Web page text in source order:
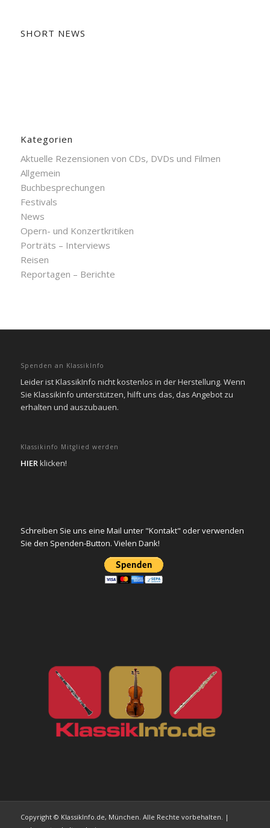
SHORT NEWS
Kategorien
Aktuelle Rezensionen von CDs, DVDs und Filmen
Allgemein
Buchbesprechungen
Festivals
News
Opern- und Konzertkritiken
Porträts – Interviews
Reisen
Reportagen – Berichte
Spenden an KlassikInfo
Leider ist KlassikInfo nicht kostenlos in der Herstellung. Wenn
Sie KlassikInfo unterstützen, hilft uns das, das Angebot zu
erhalten und auszubauen.
Klassikinfo Mitglied werden
HIERklicken!
Schreiben Sie uns eine Mail unter "Kontakt" oder verwenden
Sie den Spenden-Button. Vielen Dank!
Copyright © KlassikInfo.de, München. Alle Rechte vorbehalten. |